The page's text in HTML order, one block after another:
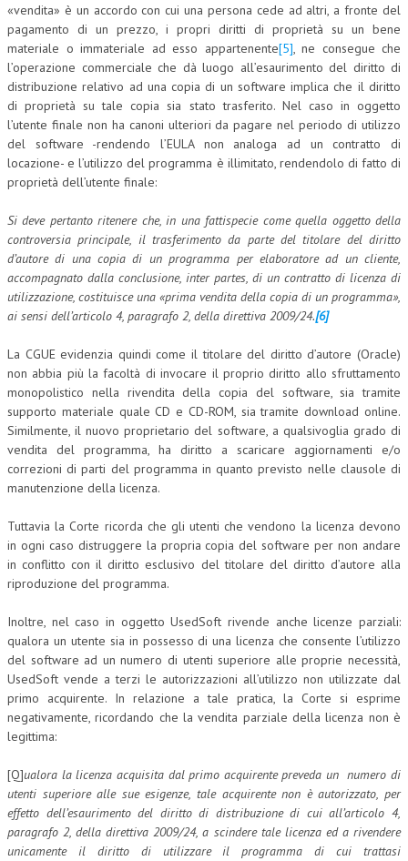
PENALE
NEWS
ARCHIVIO EVENTI (FINO AL 2022)
CORSI ENTI TERZI
PUBBLICAZIONI
BOLLETTINO FINANZIAMENTI
TELEGRAM
DOCUMENTI
TESI DI LAUREA
MATERIALE DIDATTICO
INVITI E PROMOZIONI
«vendita» è un accordo con cui una persona cede ad altri, a fronte del
pagamento di un prezzo, i propri diritti di proprietà su un bene
materiale o immateriale ad esso appartenente[5], ne consegue che
l’operazione commerciale che dà luogo all’esaurimento del diritto di
distribuzione relativo ad una copia di un software implica che il diritto
di proprietà su tale copia sia stato trasferito. Nel caso in oggetto
l’utente finale non ha canoni ulteriori da pagare nel periodo di utilizzo
del software -rendendo l’EULA non analoga ad un contratto di
locazione- e l’utilizzo del programma è illimitato, rendendolo di fatto di
proprietà dell’utente finale:
Si deve pertanto ritenere che, in una fattispecie come quella oggetto della
controversia principale, il trasferimento da parte del titolare del diritto
d’autore di una copia di un programma per elaboratore ad un cliente,
accompagnato dalla conclusione, inter partes, di un contratto di licenza di
utilizzazione, costituisce una «prima vendita della copia di un programma»,
ai sensi dell’articolo 4, paragrafo 2, della direttiva 2009/24.[6]
La CGUE evidenzia quindi come il titolare del diritto d’autore (Oracle)
non abbia più la facoltà di invocare il proprio diritto allo sfruttamento
monopolistico nella rivendita della copia del software, sia tramite
supporto materiale quale CD e CD-ROM, sia tramite download online.
Similmente, il nuovo proprietario del software, a qualsivoglia grado di
vendita del programma, ha diritto a scaricare aggiornamenti e/o
correzioni di parti del programma in quanto previsto nelle clausole di
manutenzione della licenza.
Tuttavia la Corte ricorda che gli utenti che vendono la licenza devono
in ogni caso distruggere la propria copia del software per non andare
in conflitto con il diritto esclusivo del titolare del diritto d’autore alla
riproduzione del programma.
Inoltre, nel caso in oggetto UsedSoft rivende anche licenze parziali:
qualora un utente sia in possesso di una licenza che consente l’utilizzo
del software ad un numero di utenti superiore alle proprie necessità,
UsedSoft vende a terzi le autorizzazioni all’utilizzo non utilizzate dal
primo acquirente. In relazione a tale pratica, la Corte si esprime
negativamente, ricordando che la vendita parziale della licenza non è
legittima:
[Q]ualora la licenza acquisita dal primo acquirente preveda un numero di
utenti superiore alle sue esigenze, tale acquirente non è autorizzato, per
effetto dell’esaurimento del diritto di distribuzione di cui all’articolo 4,
paragrafo 2, della direttiva 2009/24, a scindere tale licenza ed a rivendere
unicamente il diritto di utilizzare il programma di cui trattasi